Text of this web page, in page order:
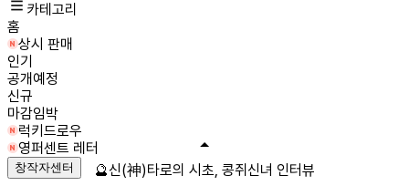
카테고리
홈
상시 판매
인기
공개예정
신규
마감임박
럭키드로우
영퍼센트 레터
창작자센터 🔮신(神)타로의 시초, 콩쥐신녀 인터뷰